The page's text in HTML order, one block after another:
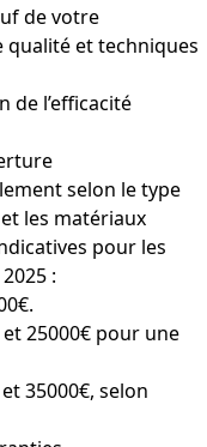
de votre
qualité et techniques
de l’efficacité
selon le type
les matériaux
pour les
:
25000€ pour une
35000€, selon